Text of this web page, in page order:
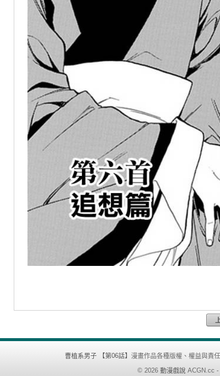
曹植系男子 【第06話】 漫畫作品各種版權、權益與責
© 2026 動漫戲說 ACGN.cc